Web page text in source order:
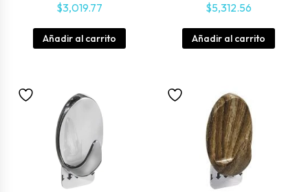
$3,019.77
Añadir al carrito
$5,312.56
Añadir al carrito